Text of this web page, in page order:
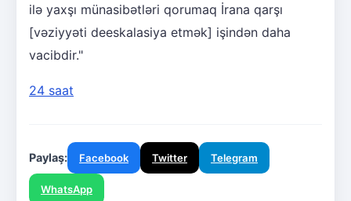
ilə yaxşı münasibətləri qorumaq İrana qarşı
[vəziyyəti deeskalasiya etmək] işindən daha
vacibdir."
24 saat
Paylaş: Facebook Twitter Telegram
WhatsApp